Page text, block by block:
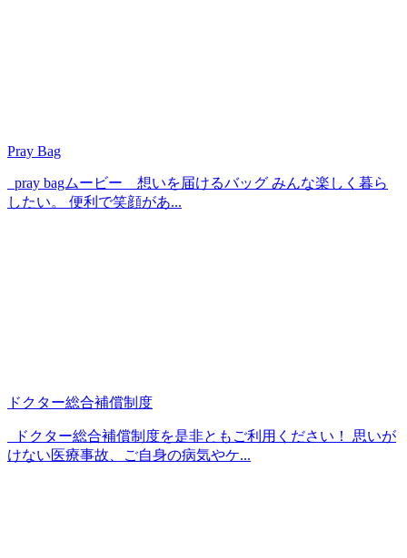
Pray Bag
pray bagムービー 想いを届けるバッグ みんな楽しく暮ら
したい。 便利で笑顔があ...
ドクター総合補償制度
ドクター総合補償制度を是非ともご利用ください！ 思いが
けない医療事故、ご自身の病気やケ...